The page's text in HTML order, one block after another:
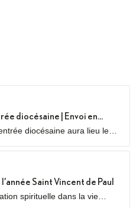
diocésaine | Envoi en
diocésaine aura lieu le
92000 Nanterre) Elle sera
en mission des Laïcs en
? Les Laïcs en...
Saint Vincent de Paul
spirituelle dans la vie